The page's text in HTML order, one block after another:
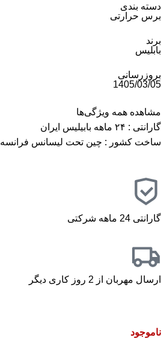
دسته بندی
برس حرارتی
برند
بابلیس
بروزرسانی
1405/03/05
مشاهده همه ویژگی‌ها
گارانتی : ۲۴ ماهه بابیلیس ایران
ساخت کشور : چین تحت لیسانس فرانسه
گارانتی 24 ماهه شرکتی
ارسال مهربان از 2 روز کاری دیگر
ناموجود